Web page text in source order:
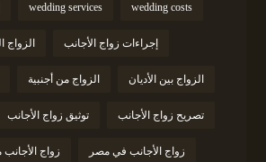
wedding costs
wedding services
إجراءات زواج الأجانب الزواج
الزواج بين الأديان الزواج من أجنبية
تصريح زواج الأجانب توثيق زواج الأجانب
زواج الأجانب في مصر زواج